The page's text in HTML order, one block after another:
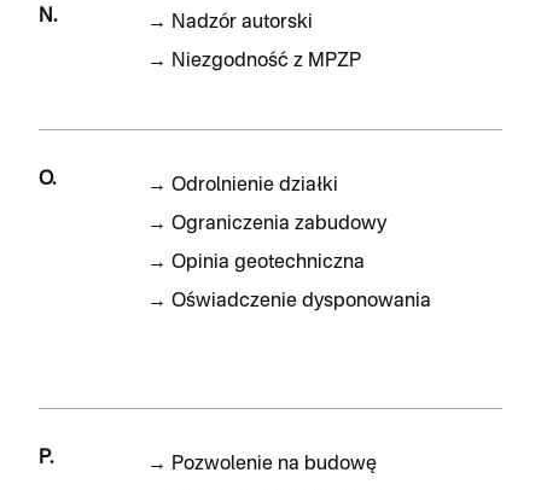
N. →
Nadzór autorski
→
Niezgodność z MPZP
O. → Odrolnienie działki
→ Ograniczenia zabudowy
→ Opinia geotechniczna
→ Oświadczenie dysponowania
P. → Pozwolenie na budowę